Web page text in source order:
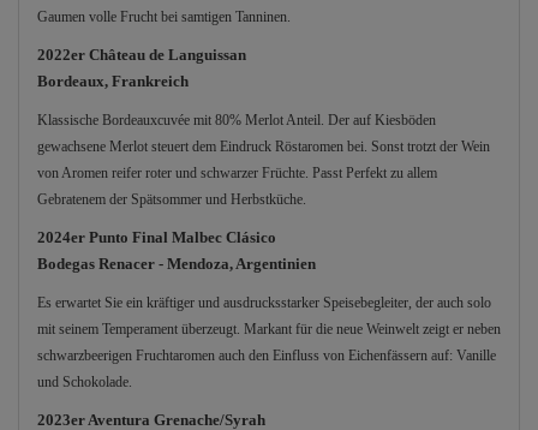
Gaumen volle Frucht bei samtigen Tanninen.
2022er Château de Languissan
Bordeaux, Frankreich
Klassische Bordeauxcuvée mit 80% Merlot Anteil. Der auf Kiesböden
gewachsene Merlot steuert dem Eindruck Röstaromen bei. Sonst trotzt der Wein
von Aromen reifer roter und schwarzer Früchte. Passt Perfekt zu allem
Gebratenem der Spätsommer und Herbstküche.
2024er Punto Final Malbec Clásico
Bodegas Renacer - Mendoza, Argentinien
Es erwartet Sie ein kräftiger und ausdrucksstarker Speisebegleiter, der auch solo
mit seinem Temperament überzeugt. Markant für die neue Weinwelt zeigt er neben
schwarzbeerigen Fruchtaromen auch den Einfluss von Eichenfässern auf: Vanille
und Schokolade.
2023er Aventura Grenache/Syrah